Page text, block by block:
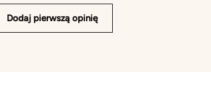
Dodaj pierwszą opinię